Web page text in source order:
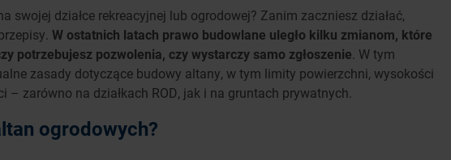
swojej działce rekreacyjnej lub ogrodowej? Zanim zaczniesz działać,
W ostatnich latach prawo budowlane uległo kilku zmianom, które
potrzebujesz pozwolenia, czy wystarczy samo zgłoszenie . W tym
zasady dotyczące budowy altany, w tym limity powierzchni, wysokości
zarówno na działkach ROD, jak i na gruntach prywatnych.
ogrodowych?